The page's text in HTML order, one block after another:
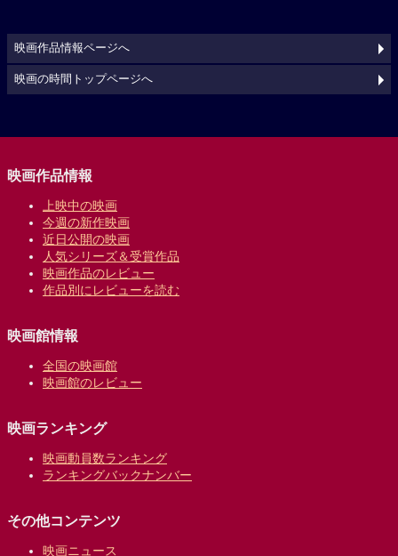
映画作品情報ページへ
映画の時間トップページへ
映画作品情報
上映中の映画
今週の新作映画
近日公開の映画
人気シリーズ＆受賞作品
映画作品のレビュー
作品別にレビューを読む
映画館情報
全国の映画館
映画館のレビュー
映画ランキング
映画動員数ランキング
ランキングバックナンバー
その他コンテンツ
映画ニュース